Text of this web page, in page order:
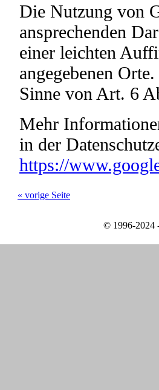
Die Nutzung von
ansprechenden
einer leichten
angegebenen
Sinne von Art. 6
Mehr
in der
https://
« vorige Seite
© 1996-2024